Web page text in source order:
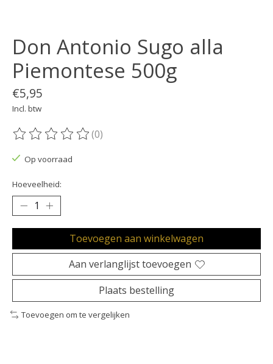
Don Antonio Sugo alla
Piemontese 500g
€5,95
Incl. btw
De beoordeling van dit product is
(0)
Op voorraad
Hoeveelheid:
Toevoegen aan winkelwagen
Aan verlanglijst toevoegen
Plaats bestelling
Toevoegen om te vergelijken